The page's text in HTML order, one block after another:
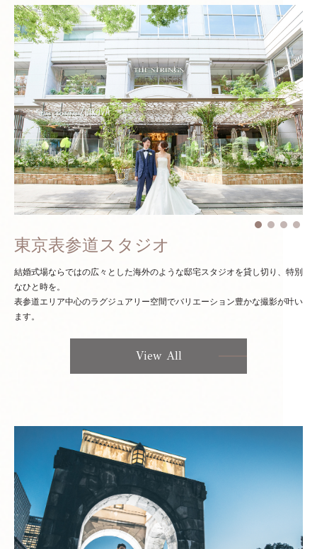
東京表参道スタジオ
結婚式場ならではの広々とした海外のような邸宅スタジオを貸し切り、特別
なひと時を。
表参道エリア中心のラグジュアリー空間でバリエーション豊かな撮影が叶い
ます。
View All